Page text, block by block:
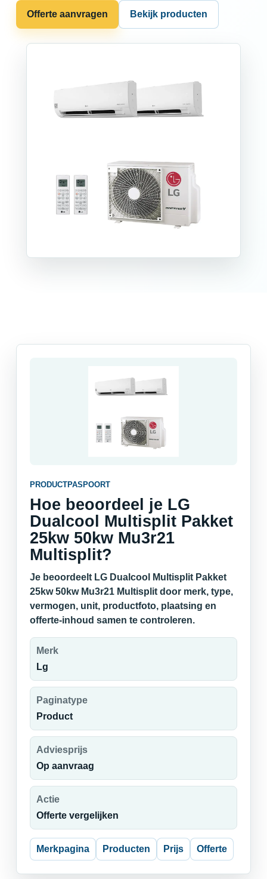
Offerte aanvragen Bekijk producten
PRODUCTPASPOORT
Hoe beoordeel je LG
Dualcool Multisplit Pakket
25kw 50kw Mu3r21
Multisplit?
Je beoordeelt LG Dualcool Multisplit Pakket
25kw 50kw Mu3r21 Multisplit door merk, type,
vermogen, unit, productfoto, plaatsing en
offerte-inhoud samen te controleren.
Merk
Lg
Paginatype
Product
Adviesprijs
Op aanvraag
Actie
Offerte vergelijken
Merkpagina Producten Prijs Offerte